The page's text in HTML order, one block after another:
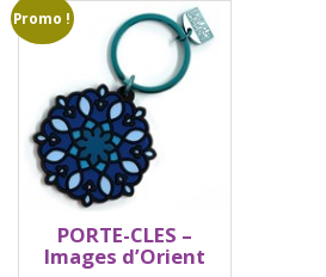
Promo !
PORTE-CLES –
Images d’Orient